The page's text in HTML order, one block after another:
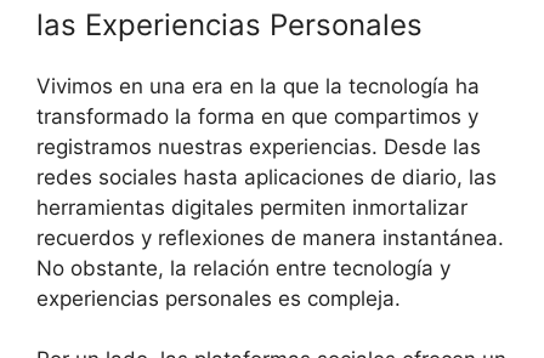
las Experiencias Personales
Vivimos en una era en la que la tecnología ha
transformado la forma en que compartimos y
registramos nuestras experiencias. Desde las
redes sociales hasta aplicaciones de diario, las
herramientas digitales permiten inmortalizar
recuerdos y reflexiones de manera instantánea.
No obstante, la relación entre tecnología y
experiencias personales es compleja.